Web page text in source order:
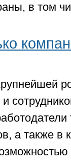
в том
а также в